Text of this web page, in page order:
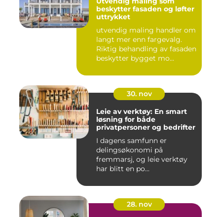
beskytter fasaden og løfter
uttrykket
utvendig maling handler om
langt mer enn fargevalg.
Riktig behandling av fasaden
beskytter bygget mo...
30. nov
Leie av verktøy: En smart
løsning for både
privatpersoner og bedrifter
I dagens samfunn er
delingsøkonomi på
fremmarsj, og leie verktøy
har blitt en po...
28. nov